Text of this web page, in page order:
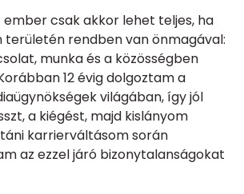
ember csak akkor lehet teljes, ha
területén rendben van önmagával:
munka és a közösségben
12 évig dolgoztam a
világában, így jól
a kiégést, majd kislányom
karrierváltásom során
az ezzel járó bizonytalanságokat